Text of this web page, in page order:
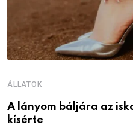
ÁLLATOK
A lányom báljára az
kísérte